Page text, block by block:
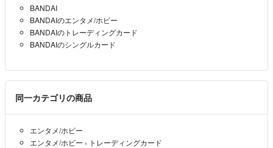
BANDAI
BANDAIのエンタメ/ホビー
BANDAIのトレーディングカード
BANDAIのシングルカード
同一カテゴリの商品
エンタメ/ホビー
エンタメ/ホビー › トレーディングカード